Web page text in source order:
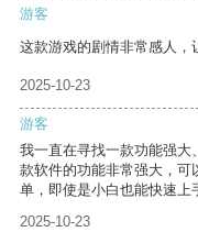
游客
这款游戏的剧情非常感人，
2025-10-23
游客
我一直在寻找一款功能强大
款软件的功能非常强大，可
单，即使是小白也能快速上
2025-10-23